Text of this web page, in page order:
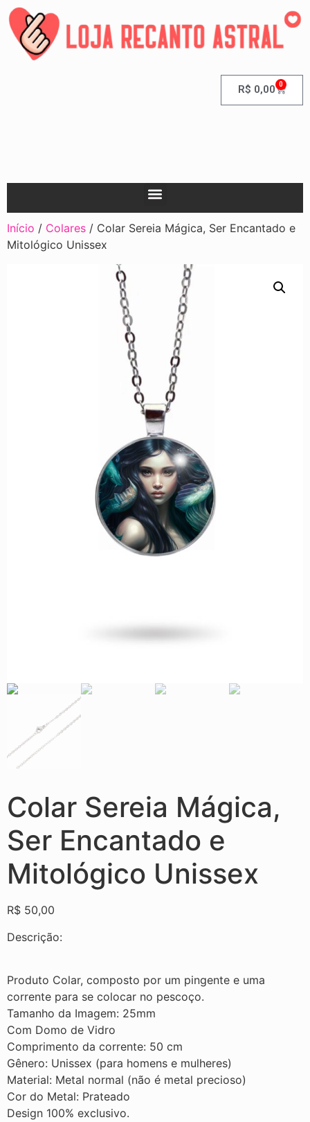
R$ 0,00 0
Início / Colares / Colar Sereia Mágica, Ser Encantado e
Mitológico Unissex
Colar Sereia Mágica,
Ser Encantado e
Mitológico Unissex
R$ 50,00
Descrição:
Produto Colar, composto por um pingente e uma
corrente para se colocar no pescoço.
Tamanho da Imagem: 25mm
Com Domo de Vidro
Comprimento da corrente: 50 cm
Gênero: Unissex (para homens e mulheres)
Material: Metal normal (não é metal precioso)
Cor do Metal: Prateado
Design 100% exclusivo.